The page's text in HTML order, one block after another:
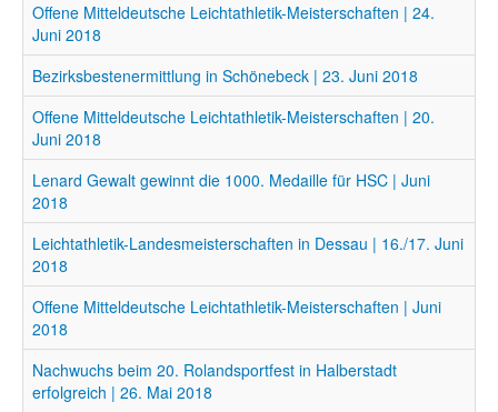
Offene Mitteldeutsche Leichtathletik-Meisterschaften | 24.
Juni 2018
Bezirksbestenermittlung in Schönebeck | 23. Juni 2018
Offene Mitteldeutsche Leichtathletik-Meisterschaften | 20.
Juni 2018
Lenard Gewalt gewinnt die 1000. Medaille für HSC | Juni
2018
Leichtathletik-Landesmeisterschaften in Dessau | 16./17. Juni
2018
Offene Mitteldeutsche Leichtathletik-Meisterschaften | Juni
2018
Nachwuchs beim 20. Rolandsportfest in Halberstadt
erfolgreich | 26. Mai 2018